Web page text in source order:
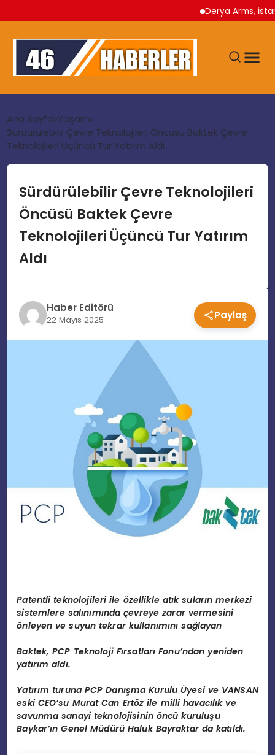
Derya Arms, İstanbul
GÜNDEM
EKONOMI
SIYASET
TEKNOLOJI
Ana Sayfa Yaşam
Sürdürülebilir Çevre Teknolojileri Öncüsü Baktek Çevre
Teknolojileri Üçüncü Tur Yatırım Aldı
Sürdürülebilir Çevre Teknolojileri
Öncüsü Baktek Çevre
Teknolojileri Üçüncü Tur Yatırım
Aldı
Haber Editörü
22 Mayıs 2025 Paylaş
Patentli teknolojileri ile özellikle atık suların merkezi
sistemlere salınımında çevreye zarar vermesini
önleyen ve suyun tekrar kullanımını sağlayan
Baktek, PCP Teknoloji Fırsatları Fonu’ndan yeniden
yatırım aldı.
Yatırım turuna PCP Danışma Kurulu Üyesi ve VANSAN
eski CEO’su Murat Can Ertöz ile milli havacılık ve
savunma sanayi teknolojisinin öncü kuruluşu
Baykar’ın Genel Müdürü Haluk Bayraktar da katıldı.